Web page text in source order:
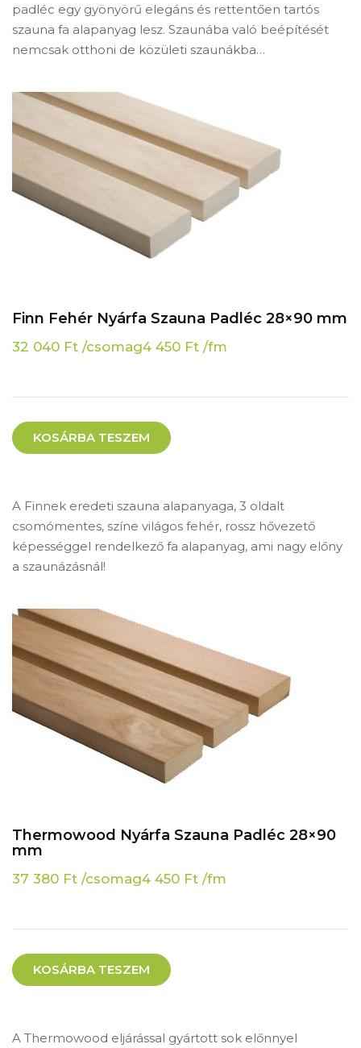
padléc egy gyönyörű elegáns és rettentően tartós
szauna fa alapanyag lesz. Szaunába való beépítését
nemcsak otthoni de közületi szaunákba…
Finn Fehér Nyárfa Szauna Padléc 28×90 mm
4 450 Ft /fm
32 040 Ft /csomag
KOSÁRBA TESZEM
A Finnek eredeti szauna alapanyaga, 3 oldalt
csomómentes, színe világos fehér, rossz hővezető
képességgel rendelkező fa alapanyag, ami nagy előny
a szaunázásnál!
Thermowood Nyárfa Szauna Padléc 28×90
mm
4 450 Ft /fm
37 380 Ft /csomag
KOSÁRBA TESZEM
A Thermowood eljárással gyártott sok előnnyel